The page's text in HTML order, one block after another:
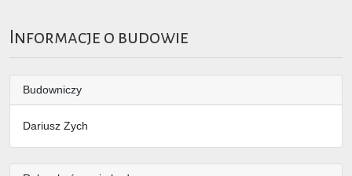
Informacje o budowie
Budowniczy
Dariusz Zych